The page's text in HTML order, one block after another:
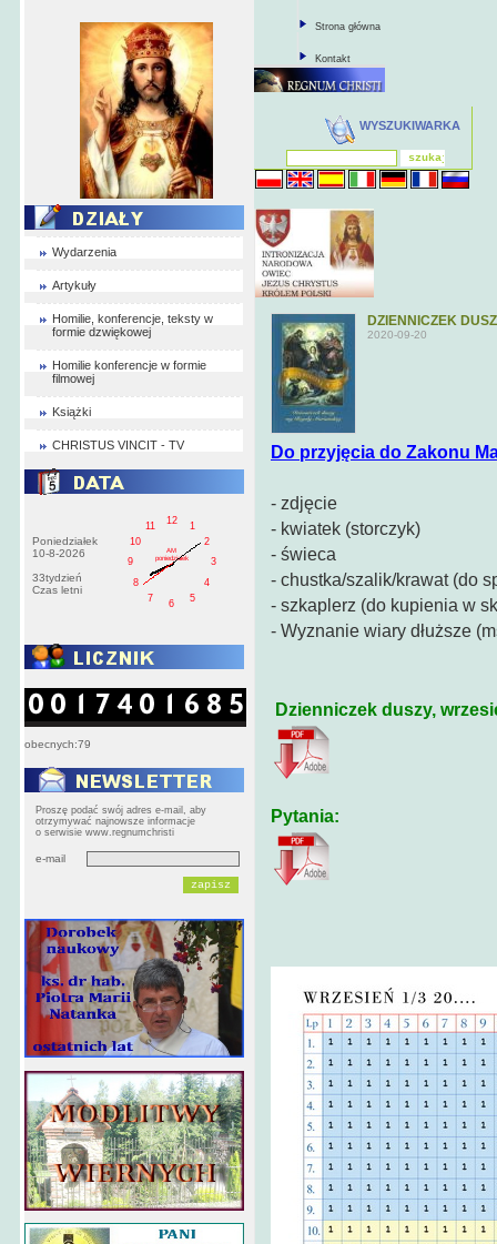
Wydarzenia
Artykuły
Homilie, konferencje, teksty w
formie dzwiękowej
Homilie konferencje w formie
filmowej
Książki
CHRISTUS VINCIT - TV
Poniedziałek
10-8-2026
33tydzień
Czas letni
1
2
3
4
5
6
7
8
9
10
11
12
AM
poniedziałek
obecnych:79
Proszę podać swój adres e-mail, aby
otrzymywać najnowsze informacje
o serwisie www.regnumchristi
e-mail
Strona główna
Kontakt
WYSZUKIWARKA
DZIENNICZEK
2020-09-20
Do przyjęcia do Zakonu
- zdjęcie
- kwiatek (storczyk)
- świeca
- chustka/szalik/krawat (do
- szkaplerz (do kupienia w
- Wyznanie wiary dłuższe
Dzienniczek duszy,
Pytania: